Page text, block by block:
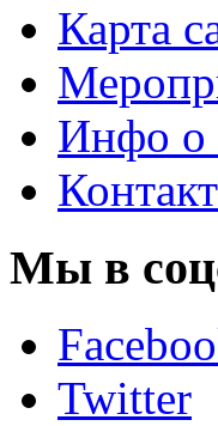
Карта
Инфо о
Мы в
Twitter